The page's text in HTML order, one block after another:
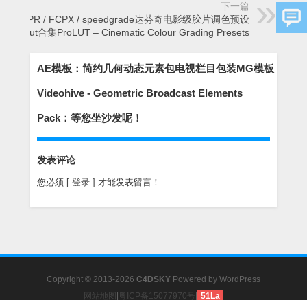
下一篇
AE/PR / FCPX / speedgrade达芬奇电影级胶片调色预设
Lut合集ProLUT – Cinematic Colour Grading Presets
AE模板：简约几何动态元素包电视栏目包装MG模板
Videohive - Geometric Broadcast Elements
Pack：等您坐沙发呢！
发表评论
您必须 [ 登录 ] 才能发表留言！
Copyright © 2013-2026 C4DSKY Powered by WordPress
网站地图
粤ICP备15077970号 51La